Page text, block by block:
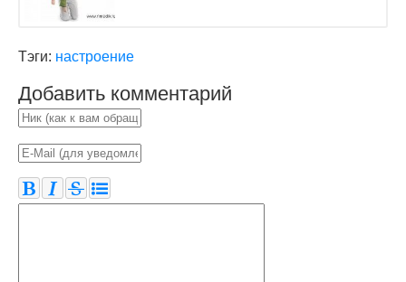
Тэги: настроение
Добавить комментарий